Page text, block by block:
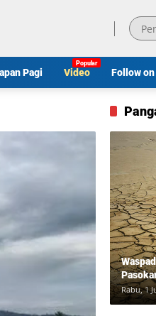
Pagi Video Follow
Rabu, 1